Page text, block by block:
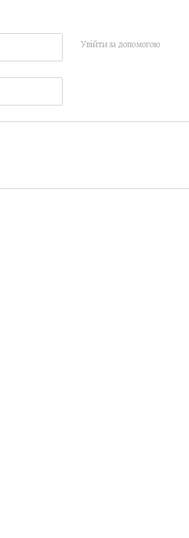
Увійти за допомогою